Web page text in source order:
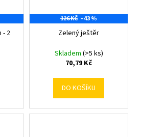
- 2
126 KČ –43 %
Zelený ještěr
Skladem (>5 ks)
70,79 Kč
DO KOŠÍKU